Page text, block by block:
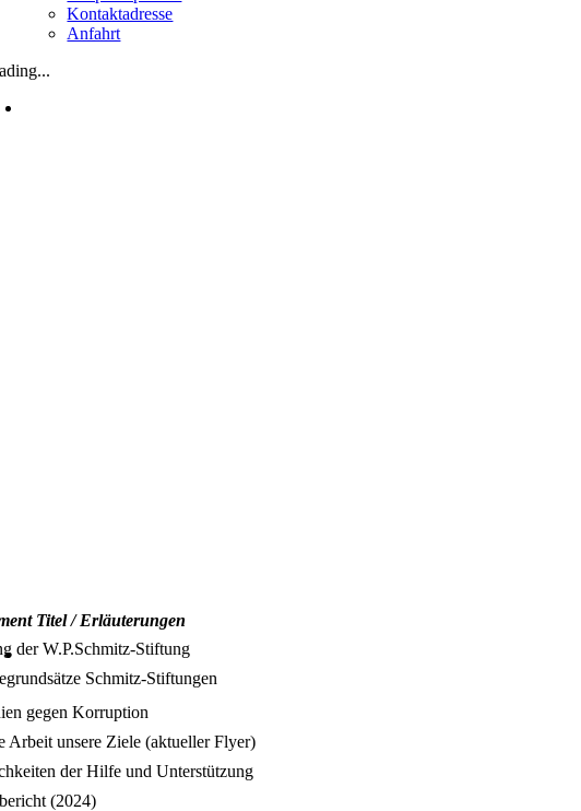
Kontaktadresse
Anfahrt
Titel / Erläuterungen
der W.P.Schmitz-Stiftung
Schmitz-Stiftungen
gegen Korruption
Arbeit unsere Ziele (aktueller Flyer)
der Hilfe und Unterstützung
(2024)